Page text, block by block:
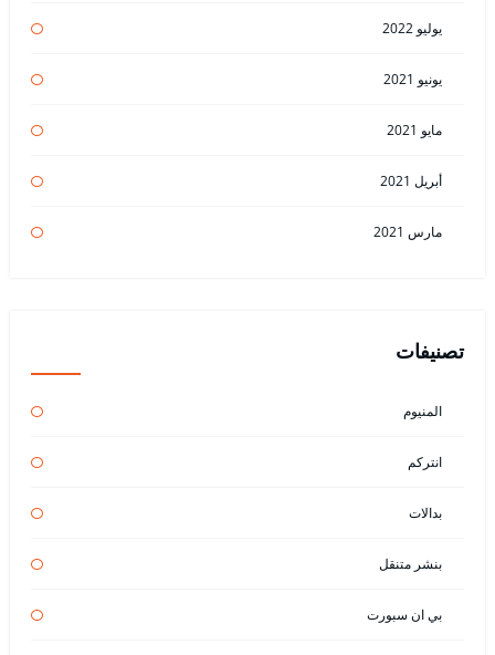
يوليو 2022
يونيو 2021
مايو 2021
أبريل 2021
مارس 2021
تصنيفات
المنيوم
انتركم
بدالات
بنشر متنقل
بي ان سبورت